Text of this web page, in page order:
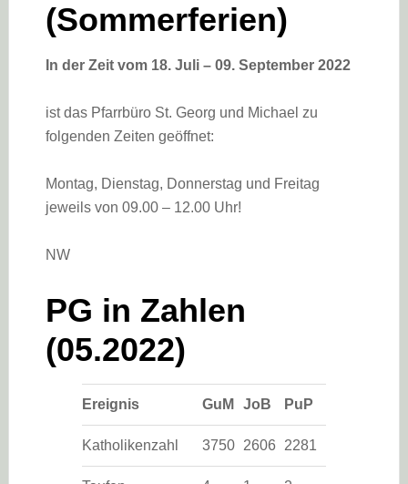
(Sommerferien)
In der Zeit vom 18. Juli – 09. September 2022
ist das Pfarrbüro St. Georg und Michael zu
folgenden Zeiten geöffnet:
Montag, Dienstag, Donnerstag und Freitag
jeweils von 09.00 – 12.00 Uhr!
NW
PG in Zahlen
(05.2022)
Ereignis GuM JoB PuP
Katholikenzahl 3750 2606 2281